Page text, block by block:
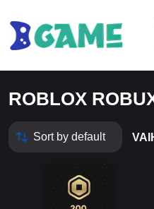
ROBLOX